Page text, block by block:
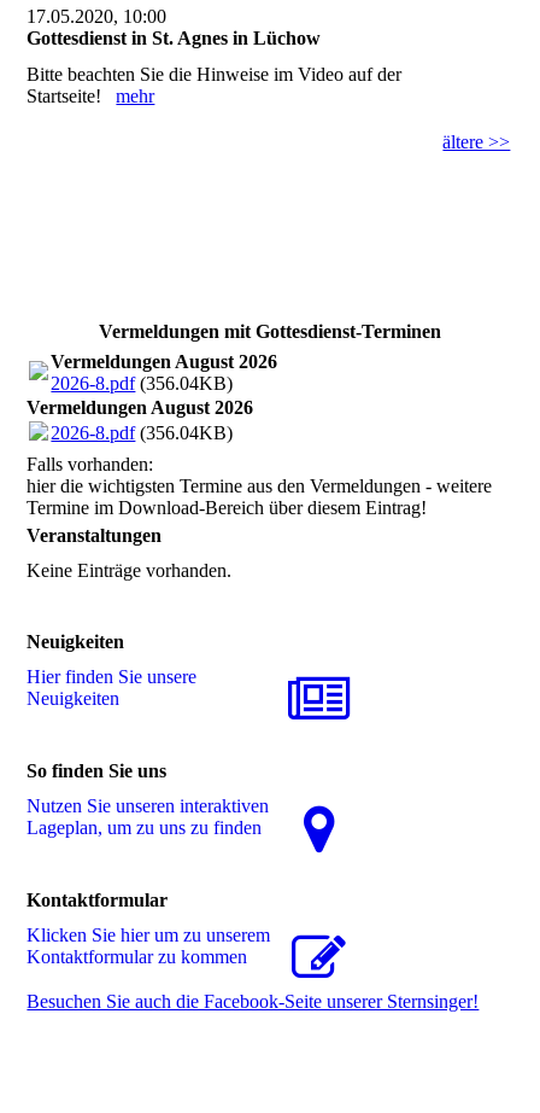
17.05.2020, 10:00
Gottesdienst in St. Agnes in Lüchow
Bitte beachten Sie die Hinweise im Video auf der
Startseite!mehr
ältere >>
Vermeldungen mit Gottesdienst-Terminen
Vermeldungen August 2026
2026-8.pdf(356.04KB)
Vermeldungen August 2026
2026-8.pdf(356.04KB)
Falls vorhanden:
hier die wichtigsten Termine aus den Vermeldungen - weitere
Termine im Download-Bereich über diesem Eintrag!
Veranstaltungen
Keine Einträge vorhanden.
Neuigkeiten
Hier finden Sie unsere
Neuigkeiten
So finden Sie uns
Nutzen Sie unseren interaktiven
La­ge­plan, um zu uns zu finden
Kontaktformular
Klicken Sie hier um zu unserem
Kon­takt­for­mu­lar zu kommen
Besuchen Sie auch die Facebook-Seite unserer Sternsinger!